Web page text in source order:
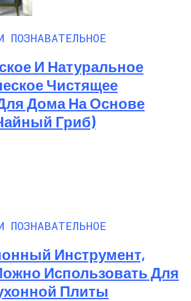
ПОЗНАВАТЕЛЬНОЕ
И Натуральное
Чистящее
Дома На Основе
Гриб)
ПОЗНАВАТЕЛЬНОЕ
Инструмент,
Использовать Для
Плиты